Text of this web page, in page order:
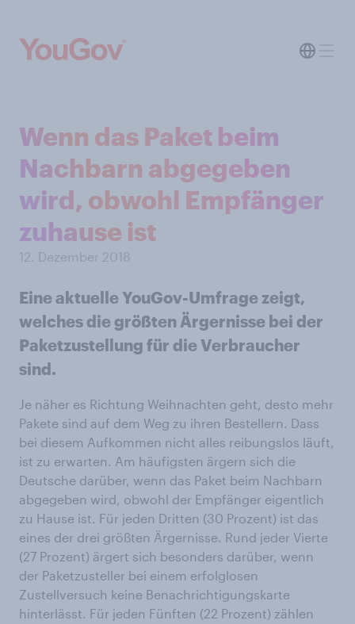
Wenn das Paket beim
Nachbarn abgegeben
wird, obwohl Empfänger
zuhause ist
12. Dezember 2018
Eine aktuelle YouGov-Umfrage zeigt,
welches die größten Ärgernisse bei der
Paketzustellung für die Verbraucher
sind.
Je näher es Richtung Weihnachten geht, desto mehr
Pakete sind auf dem Weg zu ihren Bestellern. Dass
bei diesem Aufkommen nicht alles reibungslos läuft,
ist zu erwarten. Am häufigsten ärgern sich die
Deutsche darüber, wenn das Paket beim Nachbarn
abgegeben wird, obwohl der Empfänger eigentlich
zu Hause ist. Für jeden Dritten (30 Prozent) ist das
eines der drei größten Ärgernisse. Rund jeder Vierte
(27 Prozent) ärgert sich besonders darüber, wenn
der Paketzusteller bei einem erfolglosen
Zustellversuch keine Benachrichtigungskarte
hinterlässt. Für jeden Fünften (22 Prozent) zählen